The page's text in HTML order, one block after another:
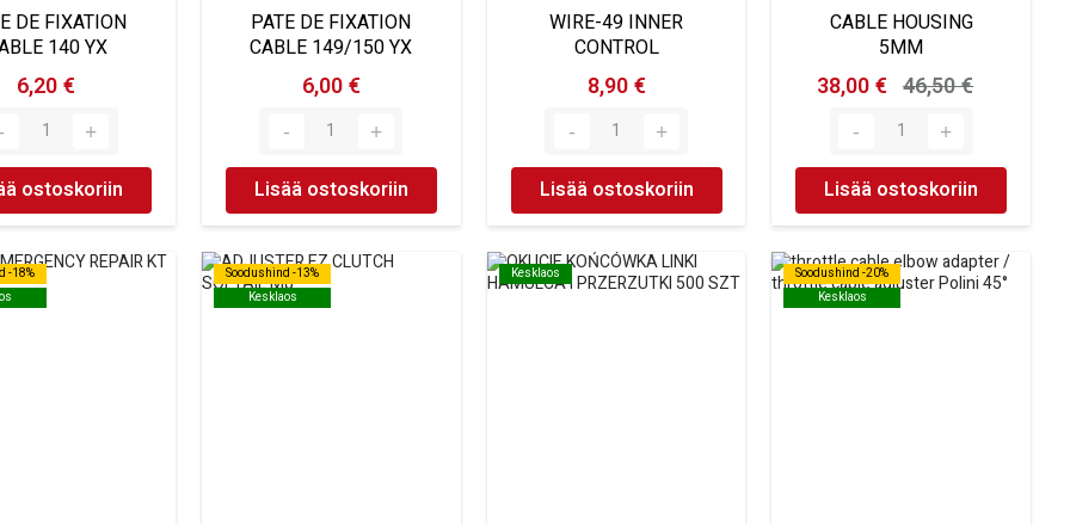
DE FIXATION
140 YX
6,20 €
ostoskoriin
PATE DE FIXATION
CABLE 149/150 YX
6,00 €
Lisää ostoskoriin
WIRE-49 INNER
CONTROL
8,90 €
Lisää ostoskoriin
CABLE HOUSING
5MM
38,00 € 46,50 €
Lisää ostoskoriin
-18%
-18%
Soodushind -13%
Kesklaos
Soodushind -13%
Kesklaos
Kesklaos
Kesklaos
Soodushind -20%
Kesklaos
Soodushind -20%
Kesklaos